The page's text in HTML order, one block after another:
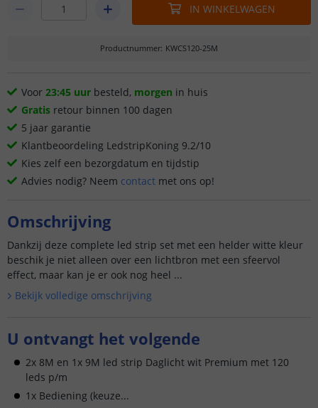
IN WINKELWAGEN
Productnummer: KWCS120-25M
Voor 23:45 uur besteld, morgen in huis
Gratis retour binnen 100 dagen
5 jaar garantie
Klantbeoordeling LedstripKoning 9.2/10
Kies zelf een bezorgdatum en tijdstip
Advies nodig? Neem contact met ons op!
Omschrijving
Dankzij deze complete led strip set met een helder witte kleur
beschik je niet alleen over een lichtbron met een sfeervol
effect, maar kan je er ook nog heel ...
Bekijk volledige omschrijving
U ontvangt het volgende
2x 8M en 1x 9M led strip Daglicht wit Premium met 120
leds p/m
1x Bediening (keuze...